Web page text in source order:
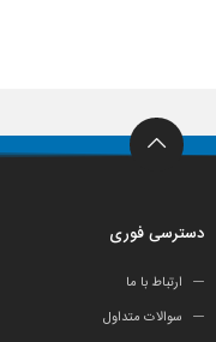
دسترسی فوری
ارتباط با ما
سوالات متداول